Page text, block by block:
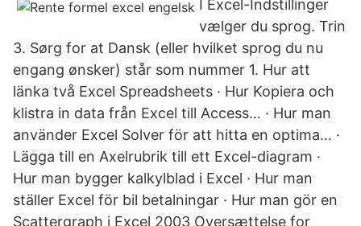
I Excel-Indstillinger
vælger du sprog. Trin
3. Sørg for at Dansk (eller hvilket sprog du nu
engang ønsker) står som nummer 1. Hur att
länka två Excel Spreadsheets · Hur Kopiera och
klistra in data från Excel till Access… · Hur man
använder Excel Solver för att hitta en optima… ·
Lägga till en Axelrubrik till ett Excel-diagram ·
Hur man bygger kalkylblad i Excel · Hur man
ställer Excel för bil betalningar · Hur man gör en
Scattergraph i Excel 2003 Oversættelse for